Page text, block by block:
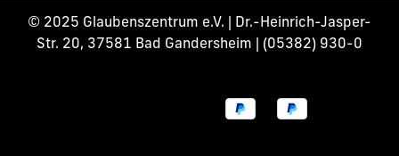
© 2025 Glaubenszentrum e.V. | Dr.-Heinrich-Jasper-
Str. 20, 37581 Bad Gandersheim | (05382) 930-0